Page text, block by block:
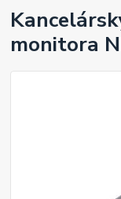
monitora